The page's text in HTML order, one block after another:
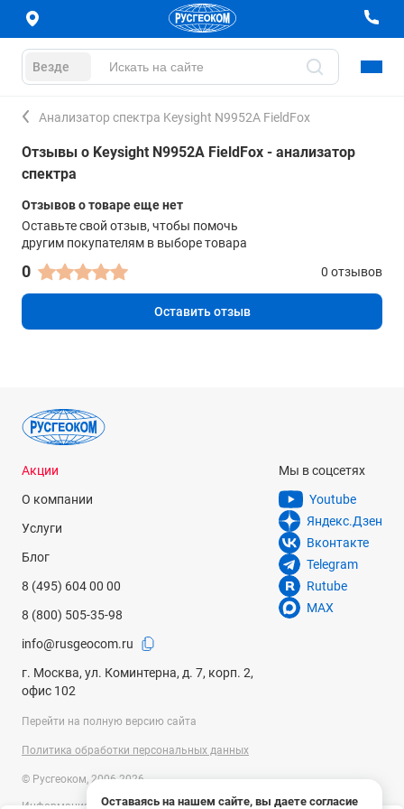
Везде
Анализатор спектра Keysight N9952A FieldFox
Отзывы о Keysight N9952A FieldFox - анализатор
спектра
Отзывов о товаре еще нет
Оставьте свой отзыв, чтобы помочь
другим покупателям в выборе товара
0 0 отзывов
Оставить отзыв
Оставаясь на нашем сайте, вы даете согласие
Акции
О компании
Услуги
Блог
8 (495) 604 00 00
8 (800) 505-35-98
info@rusgeocom.ru
г. Москва, ул. Коминтерна, д. 7, корп. 2,
офис 102
Мы в соцсетях
Youtube
Яндекс.Дзен
Вконтакте
Telegram
Rutube
MAX
Перейти на полную версию сайта
Политика обработки персональных данных
© Русгеоком, 2006-2026
Информация на сайте носит справочный характер и не является